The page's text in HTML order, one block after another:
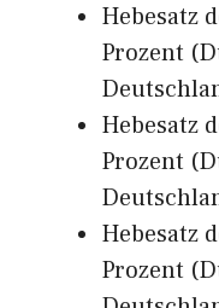
Hebesatz
Prozent
Hebesatz
Prozent
Hebesatz
Prozent